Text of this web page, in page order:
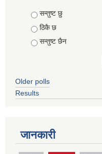
Choices
सन्तुष्ट छु
ठिकै छ
सन्तुष्ट छैन
Older polls
Results
जानकारी